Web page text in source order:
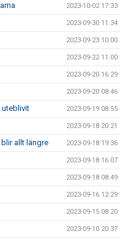
2023-10-02 17:33
2023-09-30 11:34
2023-09-23 10:00
2023-09-22 11:00
2023-09-20 16:29
2023-09-20 08:46
uteblivit 2023-09-19 08:55
2023-09-18 20:21
allt längre 2023-09-18 19:36
2023-09-18 16:07
2023-09-18 08:49
2023-09-16 12:29
2023-09-15 08:20
2023-09-10 20:37